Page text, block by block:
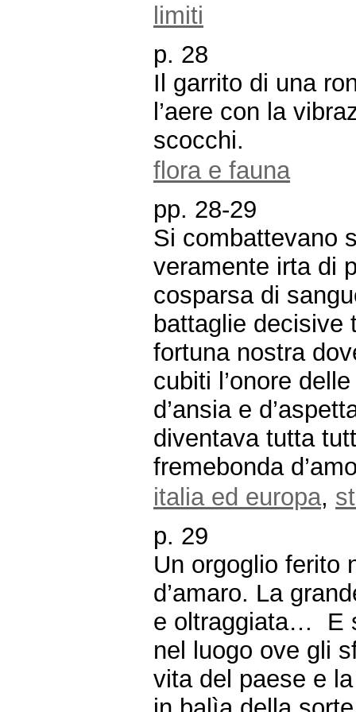
limiti
p. 28
Il garrito di una
l’aere con la
scocchi.
flora e fauna
pp. 28-29
Si combattevano
veramente irta di
cosparsa di
battaglie decisive
fortuna nostra
cubiti l’onore
d’ansia e
diventava tutta
fremebonda
italia ed europa,
p. 29
Un orgoglio ferito
d’amaro. La
e oltraggiata… E
nel luogo ove gli
vita del paese e